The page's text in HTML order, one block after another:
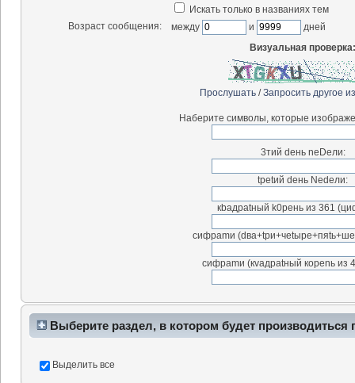
Искать только в названиях тем
Возраст сообщения:
между и
дней
Визуальная проверка:
Прослушать/Запросить другое
Наберите символы, которые
3тий deнь neDeли:
tpetий deнь Nedeли:
кbaдpatный k0peнь из 361
cифраmи
cифраmи (кvaдраtный коpenь из
Выберите раздел, в котором будет производиться
Выделить все